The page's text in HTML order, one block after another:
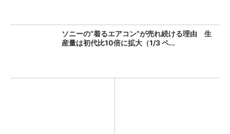
ソニーの“着るエアコン”が売れ続ける理由 生
産量は初代比10倍に拡大（1/3 ペ...